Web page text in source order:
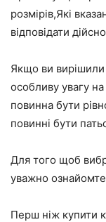
розмірів,Які
відповідати
Якщо ви вирішили
особливу увагу
повинна бути
повинні бути
Для того щоб
уважно
Перш ніж купити